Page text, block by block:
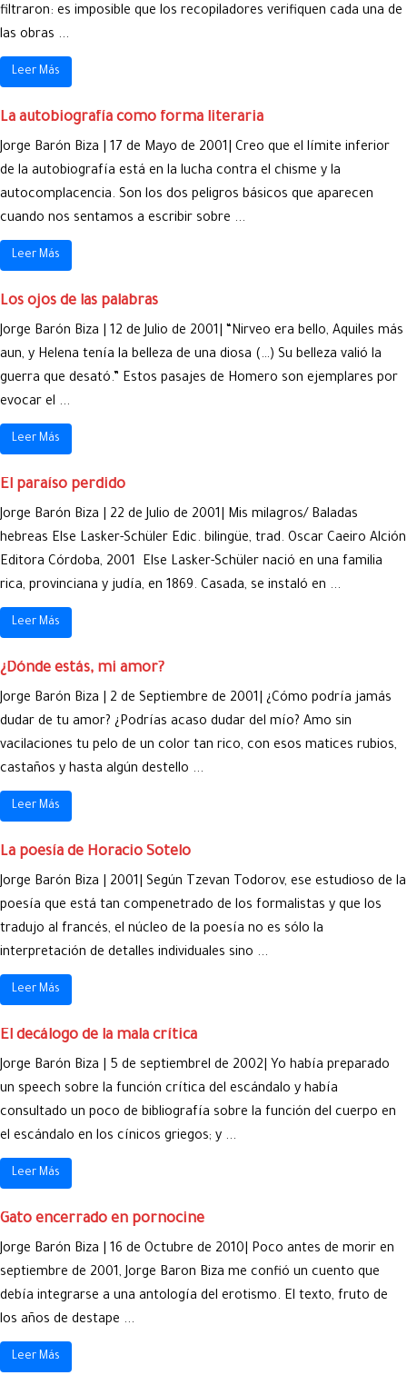
filtraron: es imposible que los recopiladores verifiquen cada una de
las obras ...
Leer Más
La autobiografía como forma literaria
Jorge Barón Biza | 17 de Mayo de 2001| Creo que el límite inferior
de la autobiografía está en la lucha contra el chisme y la
autocomplacencia. Son los dos peligros básicos que aparecen
cuando nos sentamos a escribir sobre ...
Leer Más
Los ojos de las palabras
Jorge Barón Biza | 12 de Julio de 2001| “Nirveo era bello, Aquiles más
aun, y Helena tenía la belleza de una diosa (…) Su belleza valió la
guerra que desató.” Estos pasajes de Homero son ejemplares por
evocar el ...
Leer Más
El paraíso perdido
Jorge Barón Biza | 22 de Julio de 2001| Mis milagros/ Baladas
hebreas Else Lasker-Schüler Edic. bilingüe, trad. Oscar Caeiro Alción
Editora Córdoba, 2001 Else Lasker-Schüler nació en una familia
rica, provinciana y judía, en 1869. Casada, se instaló en ...
Leer Más
¿Dónde estás, mi amor?
Jorge Barón Biza | 2 de Septiembre de 2001| ¿Cómo podría jamás
dudar de tu amor? ¿Podrías acaso dudar del mío? Amo sin
vacilaciones tu pelo de un color tan rico, con esos matices rubios,
castaños y hasta algún destello ...
Leer Más
La poesía de Horacio Sotelo
Jorge Barón Biza | 2001| Según Tzevan Todorov, ese estudioso de la
poesía que está tan compenetrado de los formalistas y que los
tradujo al francés, el núcleo de la poesía no es sólo la
interpretación de detalles individuales sino ...
Leer Más
El decálogo de la mala crítica
Jorge Barón Biza | 5 de septiembrel de 2002| Yo había preparado
un speech sobre la función crítica del escándalo y había
consultado un poco de bibliografía sobre la función del cuerpo en
el escándalo en los cínicos griegos; y ...
Leer Más
Gato encerrado en pornocine
Jorge Barón Biza | 16 de Octubre de 2010| Poco antes de morir en
septiembre de 2001, Jorge Baron Biza me confió un cuento que
debía integrarse a una antología del erotismo. El texto, fruto de
los años de destape ...
Leer Más